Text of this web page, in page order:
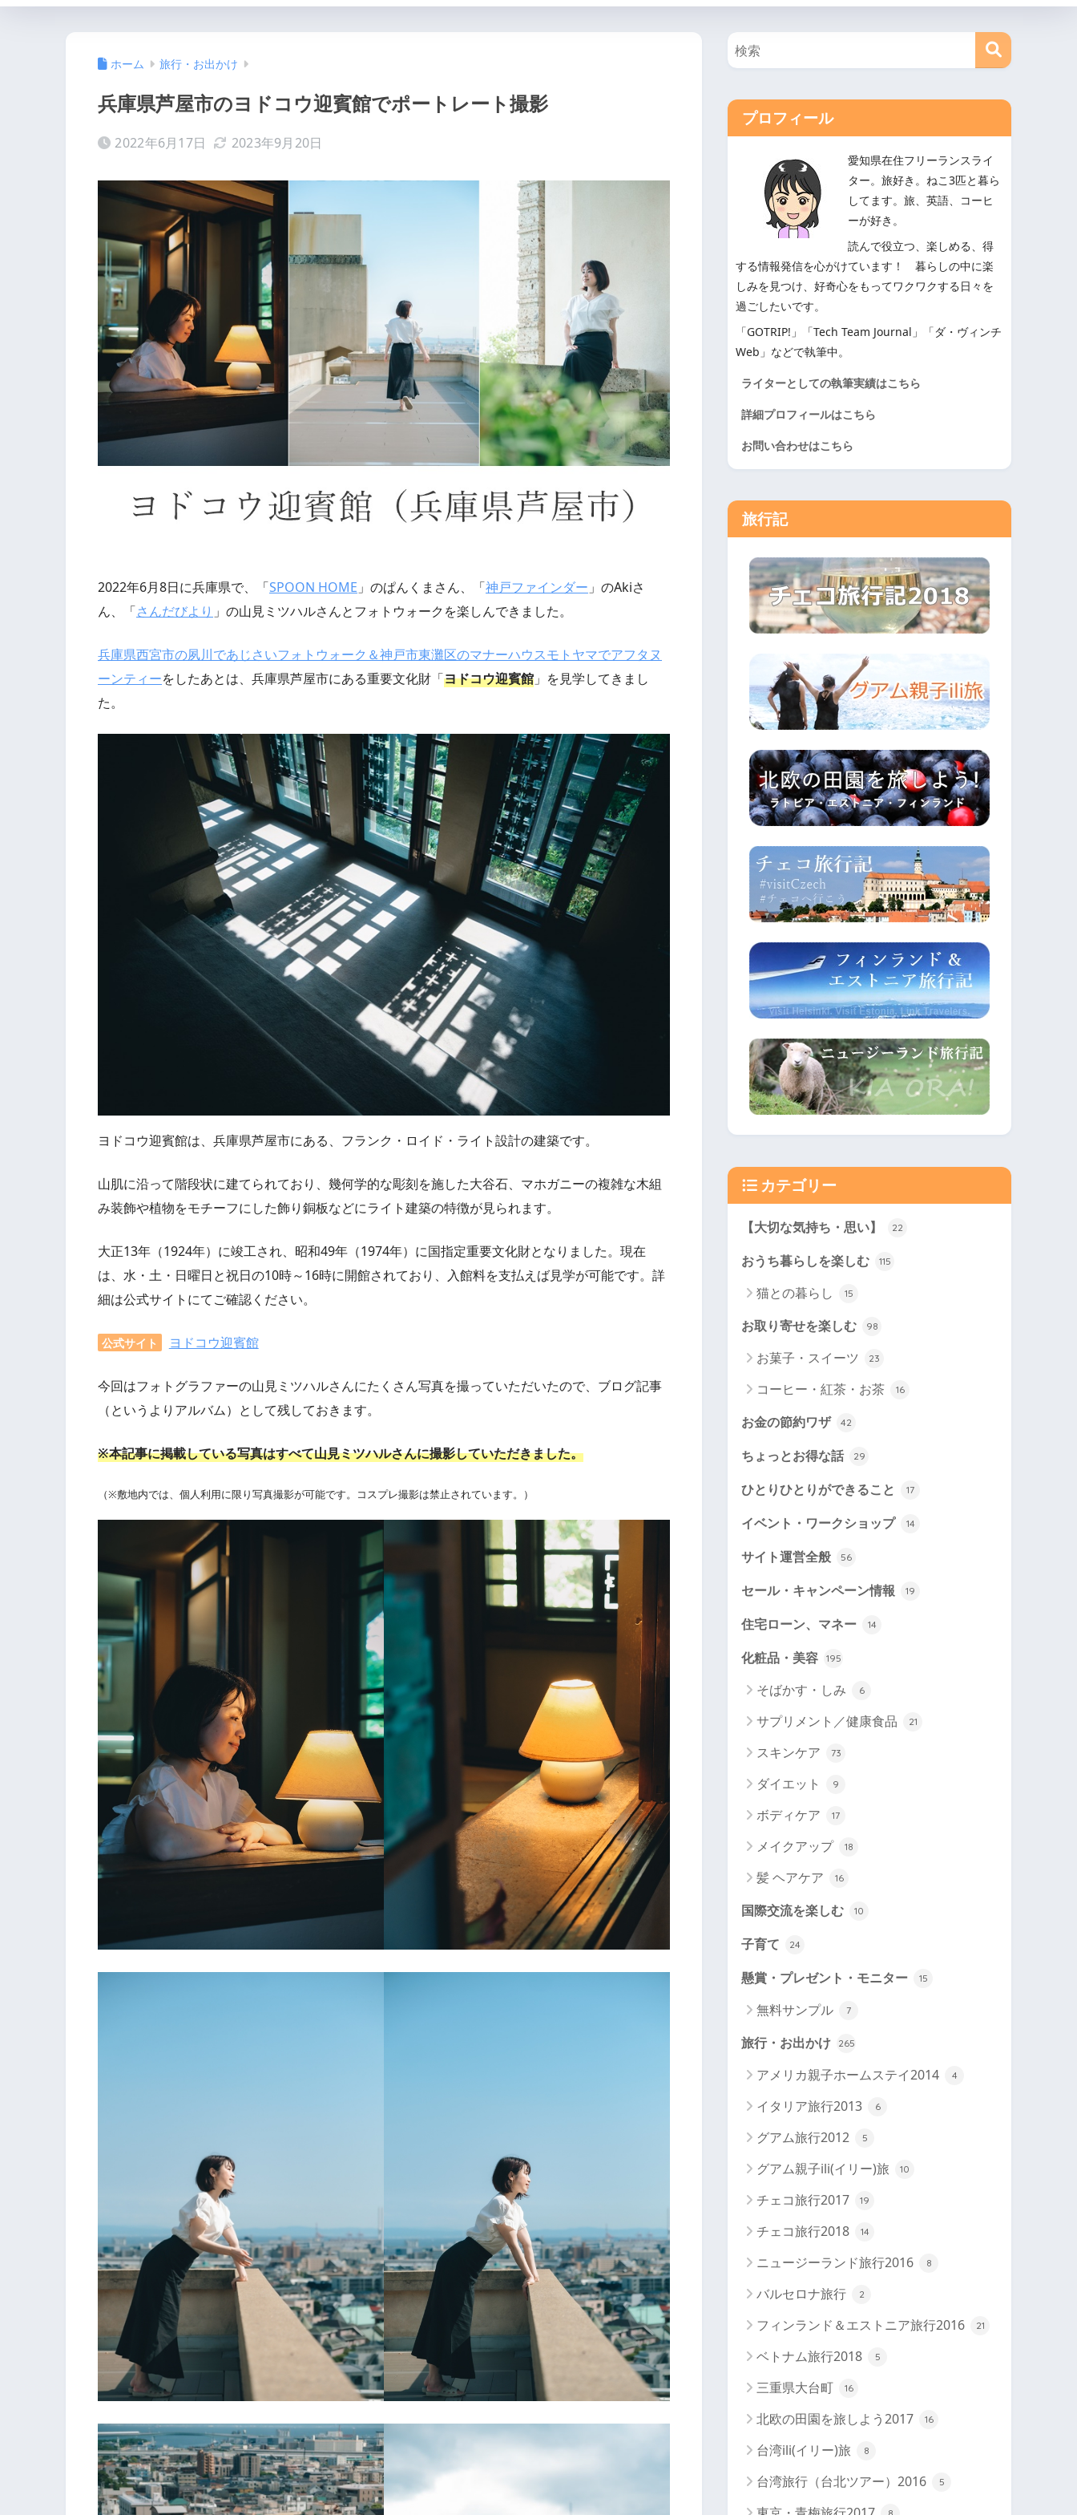
ホーム 旅行・お出かけ
兵庫県芦屋市のヨドコウ迎賓館でポートレート撮影
2022年6月17日 2023年9月20日
2022年6月8日に兵庫県で、「SPOON HOME 」のぱんくまさん、「神戸ファインダー 」のAkiさ
ん、「さんだびより 」の山見ミツハルさんとフォトウォークを楽しんできました。
兵庫県西宮市の夙川であじさいフォトウォーク＆神戸市東灘区のマナーハウスモトヤマでアフタヌ
ーンティーをしたあとは、兵庫県芦屋市にある重要文化財「ヨドコウ迎賓館 」を見学してきまし
た。
ヨドコウ迎賓館は、兵庫県芦屋市にある、フランク・ロイド・ライト設計の建築です。
山肌に沿って階段状に建てられており、幾何学的な彫刻を施した大谷石、マホガニーの複雑な木組
み装飾や植物をモチーフにした飾り銅板などにライト建築の特徴が見られます。
大正13年（1924年）に竣工され、昭和49年（1974年）に国指定重要文化財となりました。現在
は、水・土・日曜日と祝日の10時～16時に開館されており、入館料を支払えば見学が可能です。詳
細は公式サイトにてご確認ください。
公式サイト ヨドコウ迎賓館
今回はフォトグラファーの山見ミツハルさんにたくさん写真を撮っていただいたので、ブログ記事
（というよりアルバム）として残しておきます。
※本記事に掲載している写真はすべて山見ミツハルさんに撮影していただきました。
（※敷地内では、個人利用に限り写真撮影が可能です。コスプレ撮影は禁止されています。）
プロフィール
愛知県在住フリーランスライ
ター。旅好き。ねこ3匹と暮ら
してます。旅、英語、コーヒ
ーが好き。
読んで役立つ、楽しめる、得
する情報発信を心がけています！ 暮らしの中に楽
しみを見つけ、好奇心をもってワクワクする日々を
過ごしたいです。
「GOTRIP!」「Tech Team Journal」「ダ・ヴィンチ
Web」などで執筆中。
ライターとしての執筆実績はこちら
詳細プロフィールはこちら
お問い合わせはこちら
旅行記
カテゴリー
【大切な気持ち・思い】 22
おうち暮らしを楽しむ 115
猫との暮らし 15
お取り寄せを楽しむ 98
お菓子・スイーツ 23
コーヒー・紅茶・お茶 16
お金の節約ワザ 42
ちょっとお得な話 29
ひとりひとりができること 17
イベント・ワークショップ 14
サイト運営全般 56
セール・キャンペーン情報 19
住宅ローン、マネー 14
化粧品・美容 195
そばかす・しみ 6
サプリメント／健康食品 21
スキンケア 73
ダイエット 9
ボディケア 17
メイクアップ 18
髪 ヘアケア 16
国際交流を楽しむ 10
子育て 24
懸賞・プレゼント・モニター 15
無料サンプル 7
旅行・お出かけ 265
アメリカ親子ホームステイ2014 4
イタリア旅行2013 6
グアム旅行2012 5
グアム親子ili(イリー)旅 10
チェコ旅行2017 19
チェコ旅行2018 14
ニュージーランド旅行2016 8
バルセロナ旅行 2
フィンランド＆エストニア旅行2016 21
ベトナム旅行2018 5
三重県大台町 16
北欧の田園を旅しよう2017 16
台湾ili(イリー)旅 8
台湾旅行（台北ツアー）2016 5